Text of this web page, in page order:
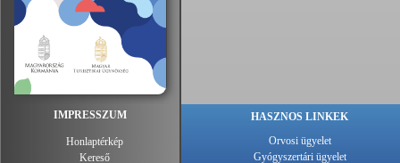
IMPRESSZUM
Honlaptérkép
Kereső
HASZNOS LINKEK
Orvosi ügyelet
Gyógyszertári ügyelet